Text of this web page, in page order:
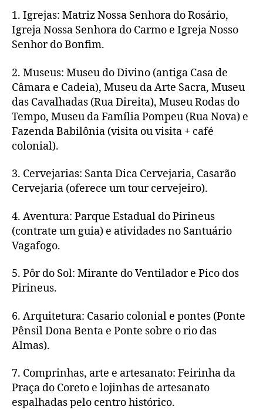
1. Igrejas: Matriz Nossa Senhora do Rosário,
Igreja Nossa Senhora do Carmo e Igreja Nosso
Senhor do Bonfim.
2. Museus: Museu do Divino (antiga Casa de
Câmara e Cadeia), Museu da Arte Sacra, Museu
das Cavalhadas (Rua Direita), Museu Rodas do
Tempo, Museu da Família Pompeu (Rua Nova) e
Fazenda Babilônia (visita ou visita + café
colonial).
3. Cervejarias: Santa Dica Cervejaria, Casarão
Cervejaria (oferece um tour cervejeiro).
4. Aventura: Parque Estadual do Pirineus
(contrate um guia) e atividades no Santuário
Vagafogo.
5. Pôr do Sol: Mirante do Ventilador e Pico dos
Pirineus.
6. Arquitetura: Casario colonial e pontes (Ponte
Pênsil Dona Benta e Ponte sobre o rio das
Almas).
7. Comprinhas, arte e artesanato: Feirinha da
Praça do Coreto e lojinhas de artesanato
espalhadas pelo centro histórico.